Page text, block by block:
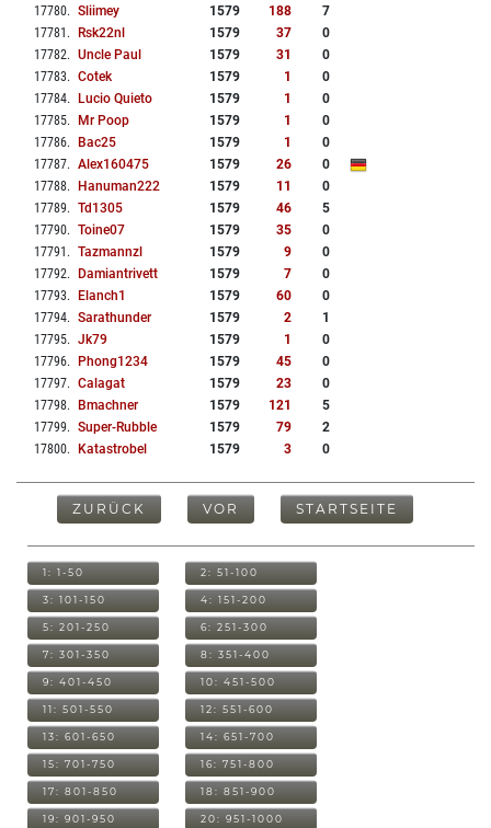
17780. Sliimey 1579 188
7
17781 . Rsk22nl 1579 37
0
17782. Uncle Paul 1579 31
0
17783. Cotek 1579 1
0
17784. Lucio Quieto 1579 1
0
17785. Mr Poop 1579 1
0
17786. Bac25 1579 1
0
17787. Alex160475 1579 26
0
17788. Hanuman222 1579 11
0
17789. Td1305 1579 46
5
17790. Toine07 1579 35
0
17791 . Tazmannzl 1579 9
0
17792. Damiantrivett 1579 7
0
17793. Elanch1 1579 60
0
17794. Sarathunder 1579 2
1
17795. Jk79 1579 1
0
17796. Phong1234 1579 45
0
17797. Calagat 1579 23
0
17798. Bmachner 1579 121
5
17799. Super-Rubble 1579 79
2
17800. Katastrobel 1579 3 0
ZURÜCK VOR STARTSEITE
1: 1-50 2: 51-100
3: 101-150 4: 151-200
5: 201-250 6: 251-300
7: 301-350 8: 351-400
9: 401-450 10: 451-500
11: 501-550 12: 551-600
13: 601-650 14: 651-700
15: 701-750 16: 751-800
17: 801-850 18: 851-900
19: 901-950 20: 951-1000